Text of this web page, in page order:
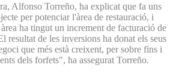
Alfonso Torreño, ha explicat que fa uns
per potenciar l'àrea de restauració, i
ha tingut un increment de facturació de
resultat de les inversions ha donat els seus
que més està creixent, per sobre fins i
dels forfets", ha assegurat Torreño.